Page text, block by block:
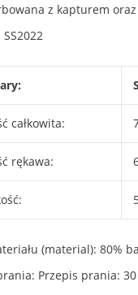
z kapturem
S
całkowita:
rękawa:
(material): 80%
Przepis prania: